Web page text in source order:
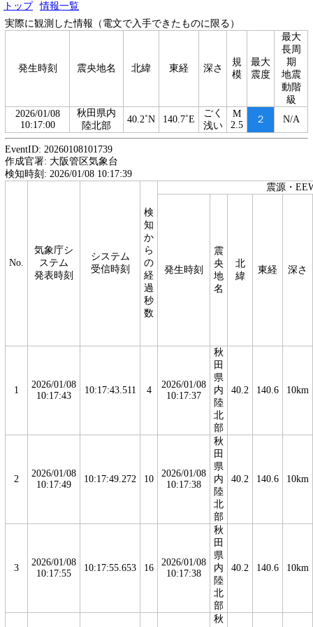
トップ
情報一覧
実際に観測した情報（電文で入手できたものに限る）
発生時刻 震央地名 北緯 東経 深さ
規
模
最大
震度
最大
長周
期
地震
動階
級
2026/01/08
10:17:00
秋田県内
陸北部
40.2˚N 140.7˚E
ごく
浅い
M
2.5
２ N/A
EventID: 20260108101739
作成官署: 大阪管区気象台
検知時刻: 2026/01/08 10:17:39
No.
気象庁シ
ステム
発表時刻
システム
受信時刻
検
知
か
ら
の
経
過
秒
数
震源・
発生時刻
震
央
地
名
北
緯
東経 深さ
1
2026/01/08
10:17:43
10:17:43.511 4
2026/01/08
10:17:37
秋
田
県
内
陸
北
部
40.2 140.6 10km
2
2026/01/08
10:17:49
10:17:49.272 10
2026/01/08
10:17:38
秋
田
県
内
陸
北
部
40.2 140.6 10km
3
2026/01/08
10:17:55
10:17:55.653 16
2026/01/08
10:17:38
秋
田
県
内
陸
北
部
40.2 140.6 10km
秋